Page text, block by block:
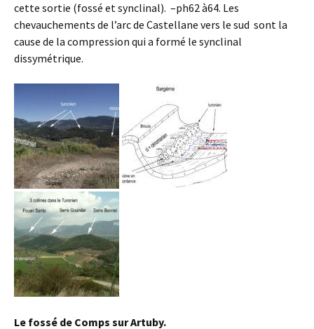
cette sortie (fossé et synclinal). –ph62 à64. Les
chevauchements de l’arc de Castellane vers le sud sont la
cause de la compression qui a formé le synclinal
dissymétrique.
Le fossé de Comps sur Artuby.